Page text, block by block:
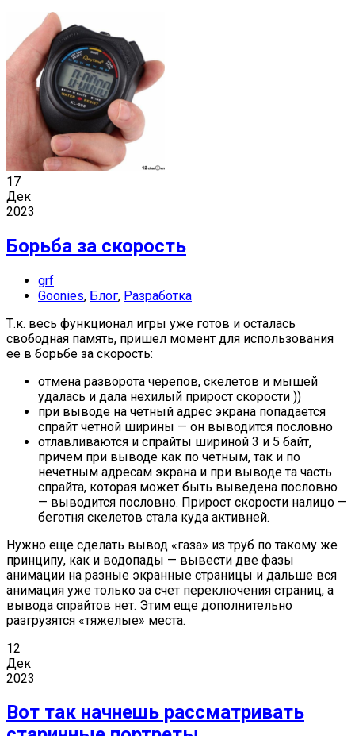
17
Дек
2023
Борьба за скорость
grf
Goonies, Блог, Разработка
Т.к. весь функционал игры уже готов и осталась
свободная память, пришел момент для использования
ее в борьбе за скорость:
отмена разворота черепов, скелетов и мышей
удалась и дала нехилый прирост скорости ))
при выводе на четный адрес экрана попадается
спрайт четной ширины — он выводится пословно
отлавливаются и спрайты шириной 3 и 5 байт,
причем при выводе как по четным, так и по
нечетным адресам экрана и при выводе та часть
спрайта, которая может быть выведена пословно
— выводится пословно. Прирост скорости налицо —
беготня скелетов стала куда активней.
Нужно еще сделать вывод «газа» из труб по такому же
принципу, как и водопады — вывести две фазы
анимации на разные экранные страницы и дальше вся
анимация уже только за счет переключения страниц, а
вывода спрайтов нет. Этим еще дополнительно
разгрузятся «тяжелые» места.
12
Дек
2023
Вот так начнешь рассматривать